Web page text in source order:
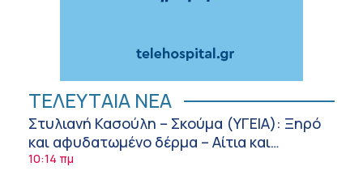
ΤΕΛΕΥΤΑΙΑ ΝΕΑ
Στυλιανή Κασούλη – Σκούμα (ΥΓΕΙΑ): Ξηρό
και αφυδατωμένο δέρμα – Αίτια και
αντιμετώπιση
10:14 πμ